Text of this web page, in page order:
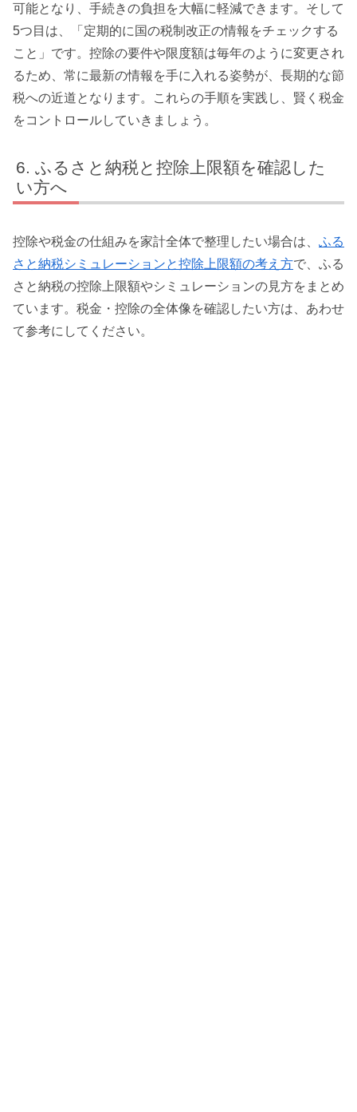
可能となり、手続きの負担を大幅に軽減できます。そして
5つ目は、「定期的に国の税制改正の情報をチェックする
こと」です。控除の要件や限度額は毎年のように変更され
るため、常に最新の情報を手に入れる姿勢が、長期的な節
税への近道となります。これらの手順を実践し、賢く税金
をコントロールしていきましょう。
ふるさと納税と控除上限額を確認した
い方へ
控除や税金の仕組みを家計全体で整理したい場合は、 ふる
さと納税シミュレーションと控除上限額の考え方で、ふる
さと納税の控除上限額やシミュレーションの見方をまとめ
ています。税金・控除の全体像を確認したい方は、あわせ
て参考にしてください。